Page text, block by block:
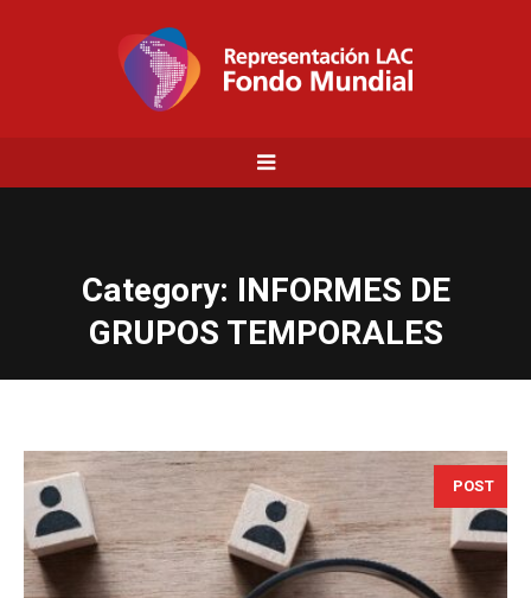
Category: INFORMES DE
GRUPOS TEMPORALES
POST